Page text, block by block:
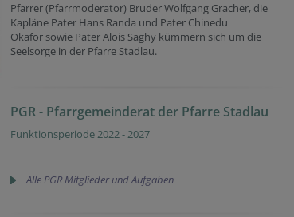
Pfarrer (Pfarrmoderator) Bruder Wolfgang Gracher, die
Kapläne Pater Hans Randa und Pater Chinedu
Okafor sowie Pater Alois Saghy kümmern sich um die
Seelsorge in der Pfarre Stadlau.
PGR - Pfarrgemeinderat der Pfarre Stadlau
Funktionsperiode 2022 - 2027
Alle PGR Mitglieder und Aufgaben